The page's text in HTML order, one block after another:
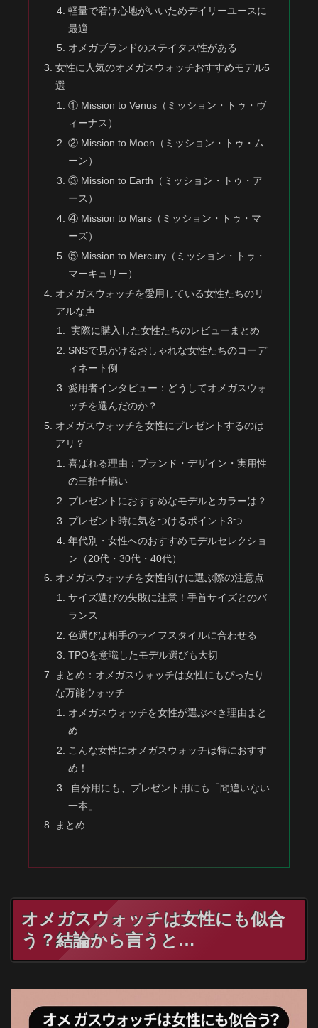
軽量で着け心地がいいためデイリーユースに
最適
オメガブランドのステイタス性がある
女性に人気のオメガスウォッチおすすめモデル5
選
① Mission to Venus（ミッション・トゥ・ヴ
ィーナス）
② Mission to Moon（ミッション・トゥ・ム
ーン）
③ Mission to Earth（ミッション・トゥ・ア
ース）
④ Mission to Mars（ミッション・トゥ・マ
ーズ）
⑤ Mission to Mercury（ミッション・トゥ・
マーキュリー）
オメガスウォッチを愛用している女性たちのリ
アルな声
実際に購入した女性たちのレビューまとめ
SNSで見かけるおしゃれな女性たちのコーデ
ィネート例
愛用者インタビュー：どうしてオメガスウォ
ッチを選んだのか？
オメガスウォッチを女性にプレゼントするのは
アリ？
喜ばれる理由：ブランド・デザイン・実用性
の三拍子揃い
プレゼントにおすすめなモデルとカラーは？
プレゼント時に気をつけるポイント3つ
年代別・女性へのおすすめモデルセレクショ
ン（20代・30代・40代）
オメガスウォッチを女性向けに選ぶ際の注意点
サイズ選びの失敗に注意！手首サイズとのバ
ランス
色選びは相手のライフスタイルに合わせる
TPOを意識したモデル選びも大切
まとめ：オメガスウォッチは女性にもぴったり
な万能ウォッチ
オメガスウォッチを女性が選ぶべき理由まと
め
こんな女性にオメガスウォッチは特におすす
め！
自分用にも、プレゼント用にも「間違いない
一本」
まとめ
オメガスウォッチは女性にも似合
う？結論から言うと…